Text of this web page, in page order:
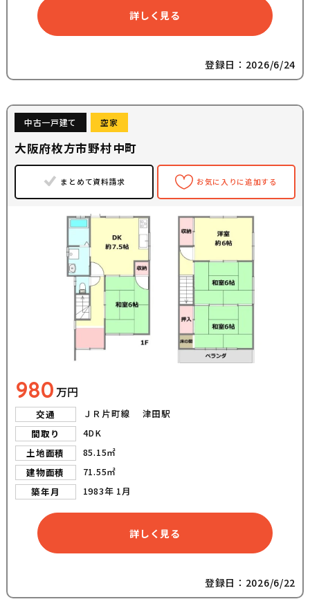
詳しく見る
登録日：2026/6/24
中古一戸建て 空家
大阪府枚方市野村中町
まとめて資料請求 お気に入りに追加する
980万円
交通
ＪＲ片町線 津田駅
間取り
4DK
土地面積
85.15㎡
建物面積
71.55㎡
築年月
1983年 1月
詳しく見る
登録日：2026/6/22